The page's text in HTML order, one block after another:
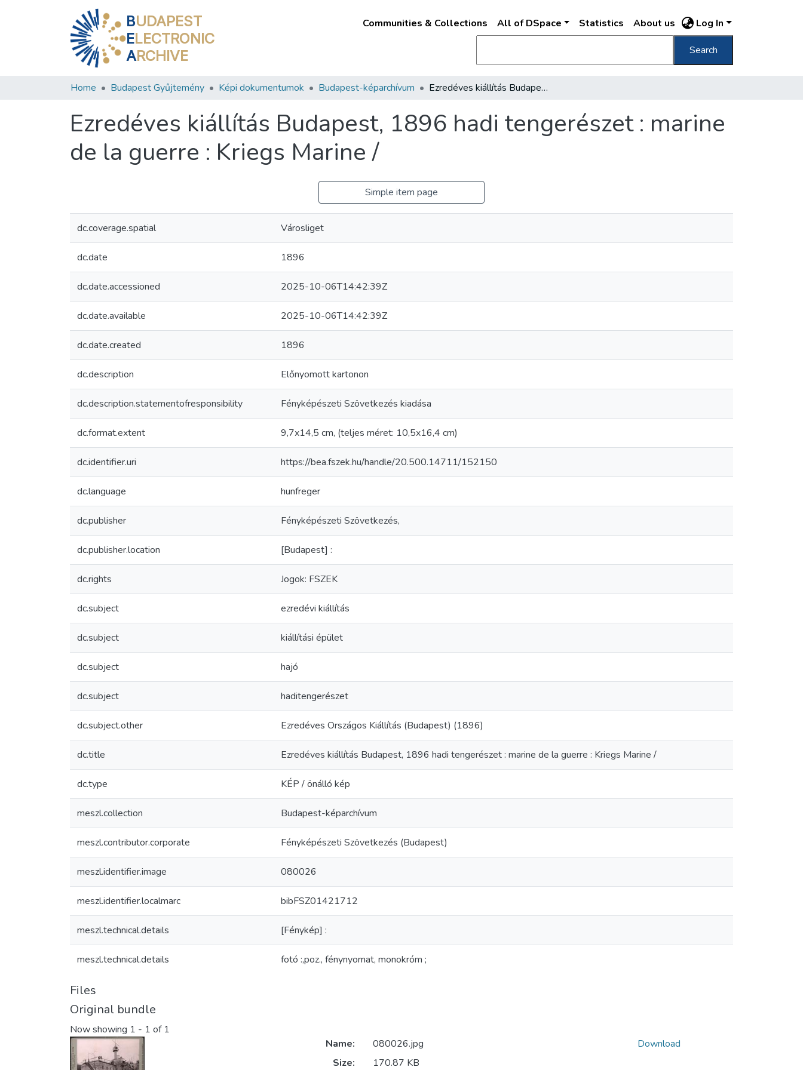
BUDAPEST
ELECTRONIC
ARCHIVE
Communities & Collections All of DSpace Statistics About us Log In
Search
Home Budapest Gyűjtemény Képi dokumentumok Budapest-képarchívum Ezredéves kiállítás Budapest, 1896 hadi tengerészet : marine de la guerre : Kriegs Marine /
Ezredéves kiállítás Budapest, 1896 hadi tengerészet : marine
de la guerre : Kriegs Marine /
Simple item page
dc.coverage.spatial Városliget
dc.date 1896
dc.date.accessioned 2025-10-06T14:42:39Z
dc.date.available 2025-10-06T14:42:39Z
dc.date.created 1896
dc.description Előnyomott kartonon
dc.description.statementofresponsibility Fényképészeti Szövetkezés kiadása
dc.format.extent 9,7x14,5 cm, (teljes méret: 10,5x16,4 cm)
dc.identifier.uri https://bea.fszek.hu/handle/20.500.14711/152150
dc.language hunfreger
dc.publisher Fényképészeti Szövetkezés,
dc.publisher.location [Budapest] :
dc.rights Jogok: FSZEK
dc.subject ezredévi kiállítás
dc.subject kiállítási épület
dc.subject hajó
dc.subject haditengerészet
dc.subject.other Ezredéves Országos Kiállítás (Budapest) (1896)
dc.title Ezredéves kiállítás Budapest, 1896 hadi tengerészet : marine de la guerre : Kriegs Marine /
dc.type KÉP / önálló kép
meszl.collection Budapest-képarchívum
meszl.contributor.corporate Fényképészeti Szövetkezés (Budapest)
meszl.identifier.image 080026
meszl.identifier.localmarc bibFSZ01421712
meszl.technical.details [Fénykép] :
meszl.technical.details fotó :,poz., fénynyomat, monokróm ;
Files
Original bundle
Now showing 1 - 1 of 1
Name:
080026.jpg
Size:
170.87 KB
Download